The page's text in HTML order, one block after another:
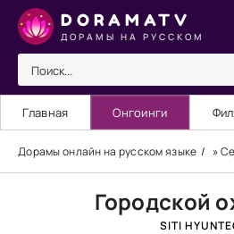
DORAMATV
ДОРАМЫ НА РУССКОМ
Главная Онгоинги
Дорамы онлайн на русском языке »
Городской
SITI